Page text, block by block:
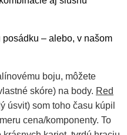
– alebo, v našom
boju, môžete
skóre) na body. Red
úsvit) som toho času kúpil
cena/komponenty. To